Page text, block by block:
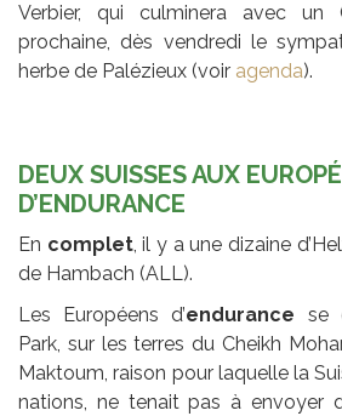
Verbier, qui culminera avec un
prochaine, dès vendredi le
herbe de Palézieux (voir agenda).
DEUX SUISSES AUX
D’ENDURANCE
En complet, il y a une dizaine
de Hambach (ALL).
Les Européens d’endurance se
Park, sur les terres du Cheikh
Maktoum, raison pour laquelle la
nations, ne tenait pas à envoyer